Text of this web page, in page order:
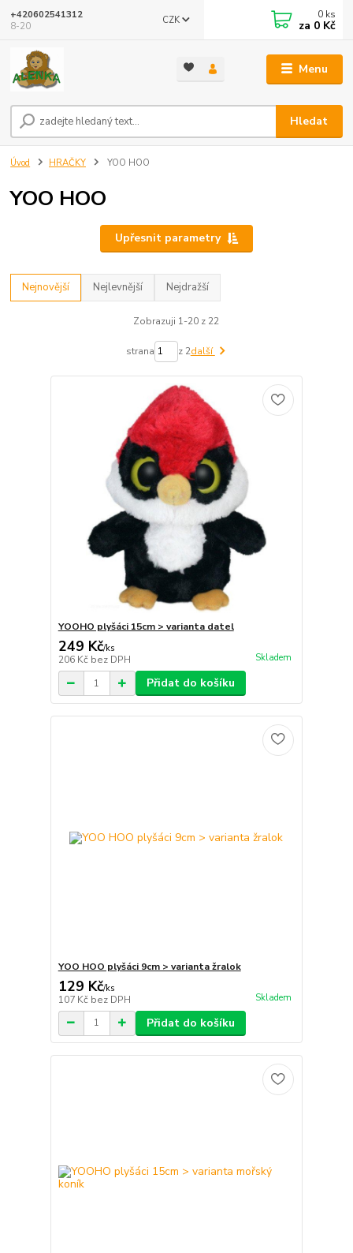
Menu
CZK
Hledat
+420602541312
8-20
0 ks
za 0 Kč
Úvod HRAČKY YOO HOO
YOO HOO
Upřesnit parametry
Nejnovější Nejlevnější Nejdražší
Zobrazuji 1-20 z 22
strana z 2další
YOOHO plyšáci 15cm > varianta datel
249 Kč/ks
206 Kč bez DPH Skladem
Přidat do košíku
YOO HOO plyšáci 9cm > varianta žralok
129 Kč/ks
107 Kč bez DPH Skladem
Přidat do košíku